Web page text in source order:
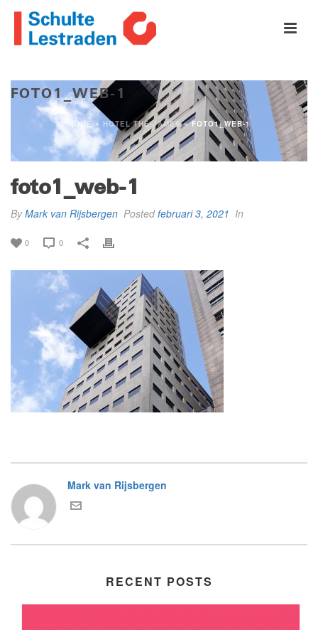
FOTO1_WEB-1
HOME» HOTEL THE JAMES»FOTO1_WEB-1
foto1_web-1
ByMark van Rijsbergen Postedfebruari 3, 2021 In
0 0
Mark van Rijsbergen
RECENT POSTS